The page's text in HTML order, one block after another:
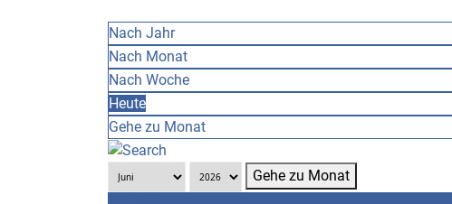
Nach Jahr
Nach Monat
Nach Woche
Heute
Gehe zu Monat
Gehe zu Monat